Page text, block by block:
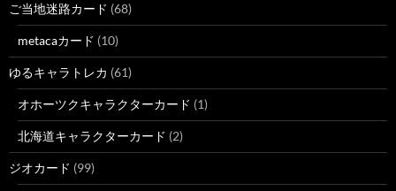
ご当地迷路カード (68)
metacaカード (10)
ゆるキャラトレカ (61)
オホーツクキャラクターカード (1)
北海道キャラクターカード (2)
ジオカード (99)